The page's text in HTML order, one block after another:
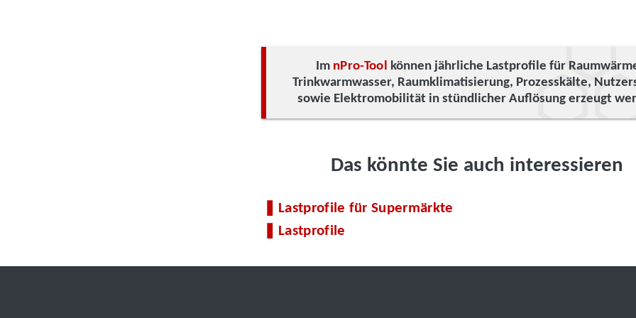
Im nPro-Tool
können jährliche Lastprofile für
Trinkwarmwasser, Raumklimatisierung, Prozesskälte,
sowie Elektromobilität in stündlicher Auflösung erzeugt
Das könnte Sie auch interessieren
Lastprofile für Supermärkte
Lastprofile